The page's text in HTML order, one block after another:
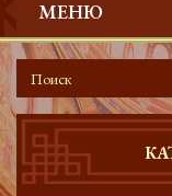
МЕНЮ